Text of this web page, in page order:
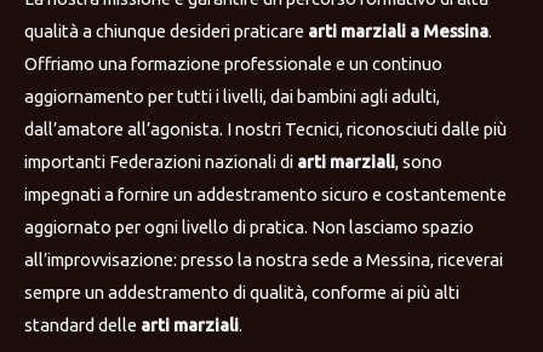
qualità a chiunque desideri praticare arti marziali a Messina.
Offriamo una formazione professionale e un continuo
aggiornamento per tutti i livelli, dai bambini agli adulti,
dall’amatore all’agonista. I nostri Tecnici, riconosciuti dalle più
importanti Federazioni nazionali di arti marziali, sono
impegnati a fornire un addestramento sicuro e costantemente
aggiornato per ogni livello di pratica. Non lasciamo spazio
all’improvvisazione: presso la nostra sede a Messina, riceverai
sempre un addestramento di qualità, conforme ai più alti
standard delle arti marziali.